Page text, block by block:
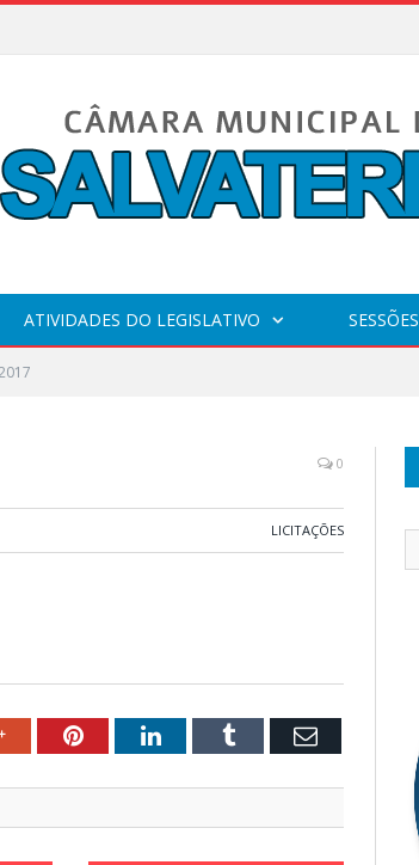
ATIVIDADES DO LEGISLATIVO SESSÕES
0
LICITAÇÕES
Google+PinterestLinkedInTumblr Email